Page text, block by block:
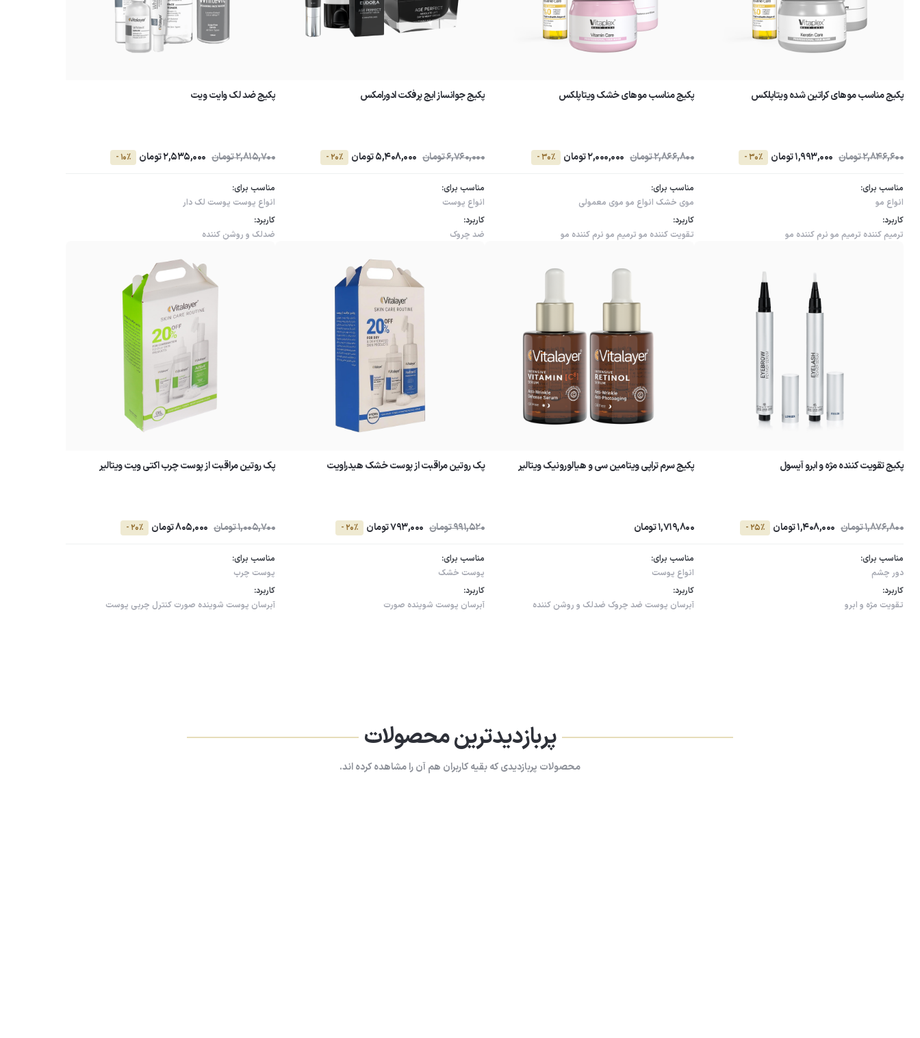
پکیج مناسب موهای کراتین شده ویتاپلکس
2,846,600 تومان 1,993,000 تومان - 30٪
مناسب برای:
انواع مو
کاربرد:
ترمیم کننده ترمیم مو نرم کننده مو
پکیج مناسب موهای خشک ویتاپلکس
2,866,800 تومان 2,000,000 تومان - 30٪
مناسب برای:
موی خشک انواع مو موی معمولی
کاربرد:
تقویت کننده مو ترمیم مو نرم کننده مو
پکیج جوانساز ایج پرفکت ادورامکس
6,760,000 تومان 5,408,000 تومان - 20٪
مناسب برای:
انواع پوست
کاربرد:
ضد چروک
پکیج ضد لک وایت ویت
2,815,700 تومان 2,535,000 تومان - 10٪
مناسب برای:
انواع پوست پوست لک دار
کاربرد:
ضدلک و روشن کننده
پکیج تقویت کننده مژه و ابرو آیسول
1,876,800 تومان 1,408,000 تومان - 25٪
مناسب برای:
دور چشم
کاربرد:
تقویت مژه و ابرو
پکیج سرم تراپی ویتامین سی و هیالورونیک ویتالیر
1,719,800 تومان
مناسب برای:
انواع پوست
کاربرد:
آبرسان پوست ضد چروک ضدلک و روشن کننده
پک روتین مراقبت از پوست خشک هیدراویت
991,520 تومان 793,000 تومان - 20٪
مناسب برای:
پوست خشک
کاربرد:
آبرسان پوست شوینده صورت
پک روتین مراقبت از پوست چرب اکتی ویت ویتالیر
1,005,700 تومان 805,000 تومان - 20٪
مناسب برای:
پوست چرب
کاربرد:
آبرسان پوست شوینده صورت کنترل چربی پوست
پربازدیدترین محصولات
محصولات پربازدیدی که بقیه کاربران هم آن را مشاهده کرده اند.